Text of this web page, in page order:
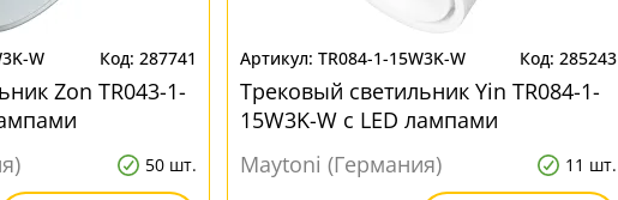
W 287741
Zon TR043-1-
50 шт.
TR084-1-15W3K-W 285243
Трековый светильник Yin TR084-1-
15W3K-W с LED лампами
Maytoni (Германия)
11 шт.